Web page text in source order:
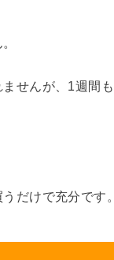
せんが、1週間も
だけで充分です。